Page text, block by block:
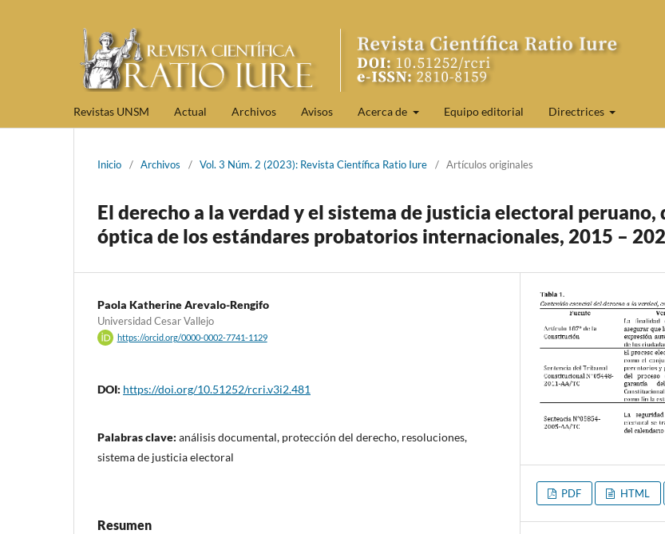
Revistas UNSM Actual Archivos Avisos Acerca de Equipo editorial Directrices
Inicio / Archivos / Vol. 3 Núm. 2 (2023): Revista Científica Ratio Iure / Artículos originales
El derecho a la verdad y el sistema de justicia electoral peruano,
óptica de los estándares probatorios internacionales, 2015 –
Paola Katherine Arevalo-Rengifo
Universidad Cesar Vallejo
https://orcid.org/0000-0002-7741-1129
DOI: https://doi.org/10.51252/rcri.v3i2.481
Palabras clave: análisis documental, protección del derecho, resoluciones,
sistema de justicia electoral
Resumen
PDF HTML